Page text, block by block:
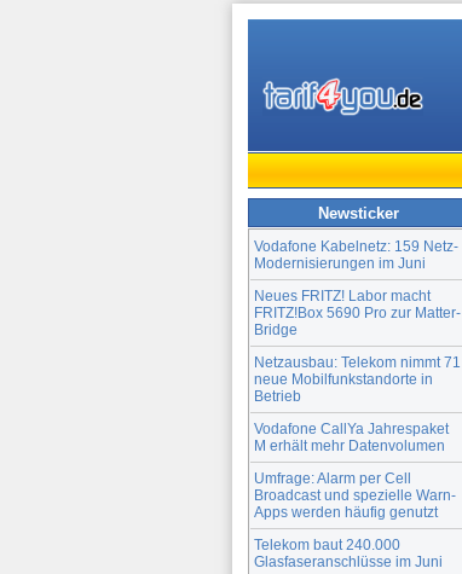
Newsticker
Vodafone Kabelnetz: 159 Netz-
Modernisierungen im Juni
Neues FRITZ! Labor macht
FRITZ!Box 5690 Pro zur Matter-
Bridge
Netzausbau: Telekom nimmt 71
neue Mobilfunkstandorte in
Betrieb
Vodafone CallYa Jahrespaket
M erhält mehr Datenvolumen
Umfrage: Alarm per Cell
Broadcast und spezielle Warn-
Apps werden häufig genutzt
Telekom baut 240.000
Glasfaseranschlüsse im Juni